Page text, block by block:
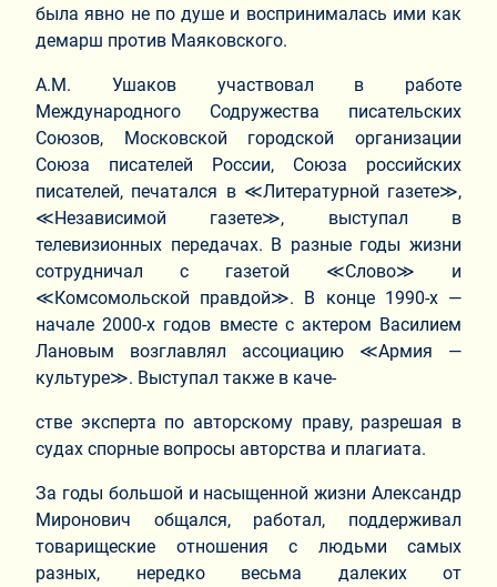
была явно не по душе и воспринималась ими как
демарш против Маяковского.
А.М. Ушаков участвовал в работе
Международного Содружества писательских
Союзов, Московской городской организации
Союза писателей России, Союза российских
писателей, печатался в ≪Литературной газете≫,
≪Независимой газете≫, выступал в
телевизионных передачах. В разные годы жизни
сотрудничал с газетой ≪Слово≫ и
≪Комсомольской правдой≫. В конце 1990-х —
начале 2000-х годов вместе с актером Василием
Лановым возглавлял ассоциацию ≪Армия —
культуре≫. Выступал также в каче-
стве эксперта по авторскому праву, разрешая в
судах спорные вопросы авторства и плагиата.
За годы большой и насыщенной жизни Александр
Миронович общался, работал, поддерживал
товарищеские отношения с людьми самых
разных, нередко весьма далеких от